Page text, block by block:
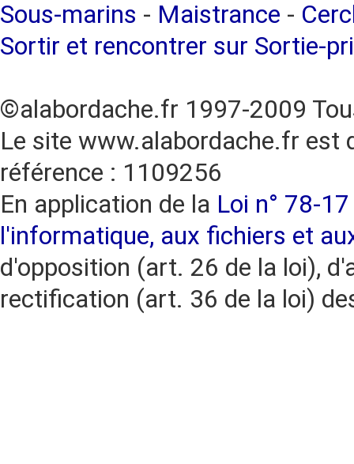
Sous-marins - Maistrance -
Sortir et rencontrer sur Sortie-
©alabordache.fr 1997-2009
Le site www.alabordache.fr est
référence : 1109256
En application de la Loi n° 78-
l'informatique, aux fichiers et
d'opposition (art. 26 de la loi),
rectification (art. 36 de la loi)